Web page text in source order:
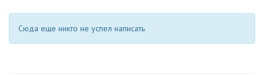
Сюда еще никто не успел написать